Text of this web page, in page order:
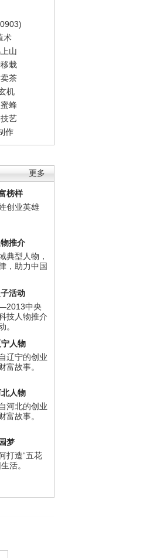
术
山
栽
茶
机
蜂
艺
作
更多
榜样
创业英雄
推介
典型人物，
，助力中国
活动
中央
技人物推介
。
人物
辽宁的创业
富故事。
人物
河北的创业
富故事。
梦
打造“五花
活。